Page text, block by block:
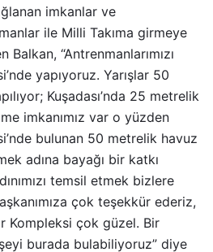
imkanlar ve
ile Milli Takıma girmeye
Balkan, “Antrenmanlarımızı
yapıyoruz. Yarışlar 50
Kuşadası’nda 25 metrelik
imkanımız var o yüzden
bulunan 50 metrelik havuz
adına bayağı bir katkı
temsil etmek bizlere
çok teşekkür ederiz,
Kompleksi çok güzel. Bir
burada bulabiliyoruz” diye